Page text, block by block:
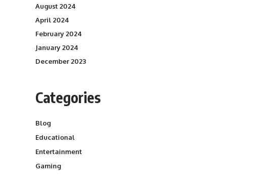
August 2024
April 2024
February 2024
January 2024
December 2023
Categories
Blog
Educational
Entertainment
Gaming